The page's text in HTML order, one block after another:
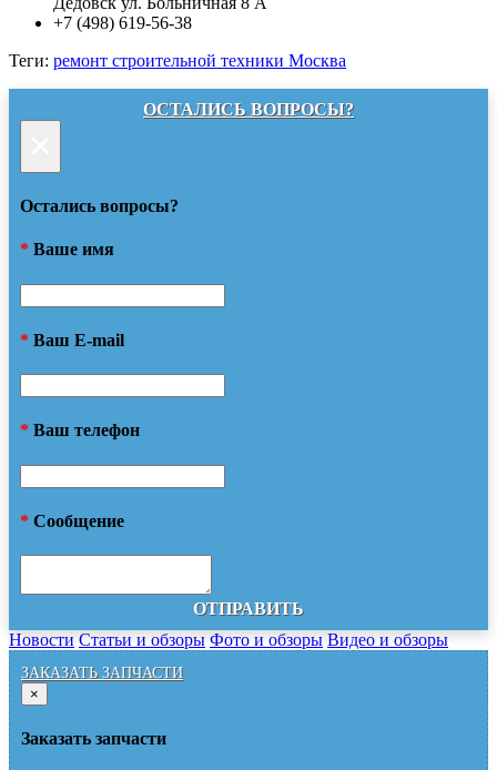
+7 (498) 619-56-38
Теги: ремонт строительной техники Москва
ОСТАЛИСЬ ВОПРОСЫ?
Остались вопросы?
* Ваше имя
* Ваш E-mail
* Ваш телефон
* Сообщение
ОТПРАВИТЬ
Новости Статьи и обзоры Фото и обзоры Видео и обзоры
ЗАКАЗАТЬ ЗАПЧАСТИ
×
Заказать запчасти